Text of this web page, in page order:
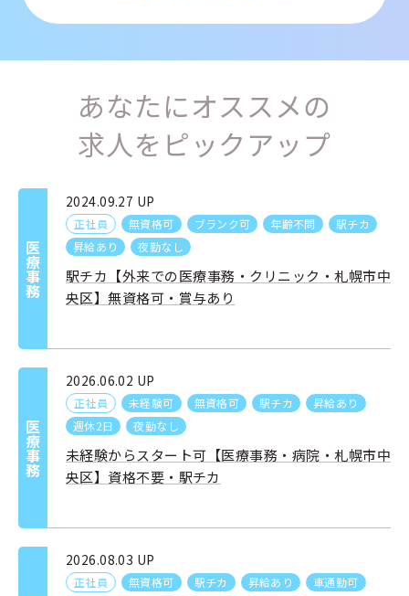
あなたにオススメの
求人をピックアップ
医療事務
2024.09.27 UP
正社員 無資格可 ブランク可 年齢不問
駅チカ
昇給あり
夜勤なし
駅チカ【外来での医療事務・クリニック・札幌市中
央区】無資格可・賞与あり
医療事務
2026.06.02 UP
正社員 未経験可 無資格可 駅チカ
昇給あり
週休2日
夜勤なし
未経験からスタート可【医療事務・病院・札幌市中
央区】資格不要・駅チカ
2026.08.03 UP
正社員 無資格可 駅チカ 昇給あり
車通勤可